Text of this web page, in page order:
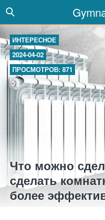
ИНТЕРЕСНОЕ
2024-04-02
ПРОСМОТРОВ: 871
Что можно
сделать
более